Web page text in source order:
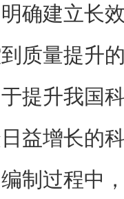
确建立长
质量提升
提升我国
益增长的
制过程中